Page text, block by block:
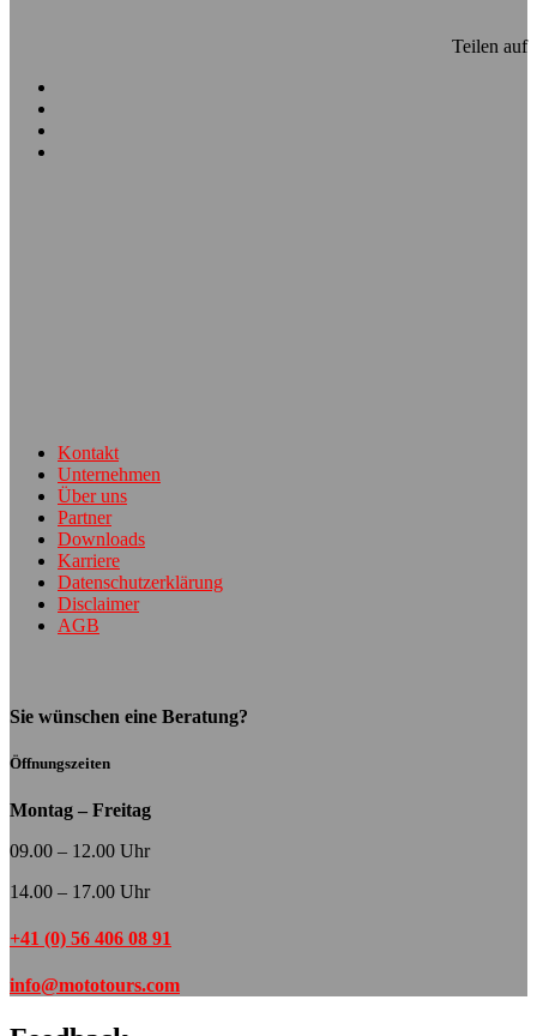
Teilen auf
Kontakt
Unternehmen
Über uns
Partner
Downloads
Karriere
Datenschutzerklärung
Disclaimer
AGB
Sie wünschen eine Beratung?
Öffnungszeiten
Montag – Freitag
09.00 – 12.00 Uhr
14.00 – 17.00 Uhr
+41 (0) 56 406 08 91
info@mototours.com